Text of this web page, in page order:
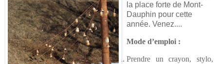
la place forte de Mont-
Dauphin pour cette
année. Venez....
Mode d’emploi :
Prendre un crayon, stylo,